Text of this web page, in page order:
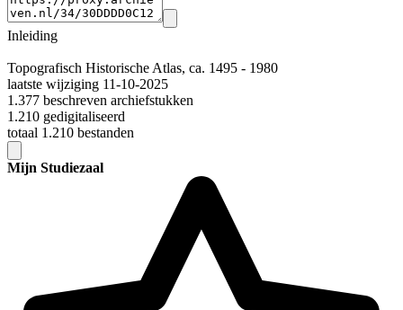
Inleiding
Topografisch Historische Atlas, ca. 1495 - 1980
laatste wijziging 11-10-2025
1.377 beschreven archiefstukken
1.210 gedigitaliseerd
totaal 1.210 bestanden
Mijn Studiezaal